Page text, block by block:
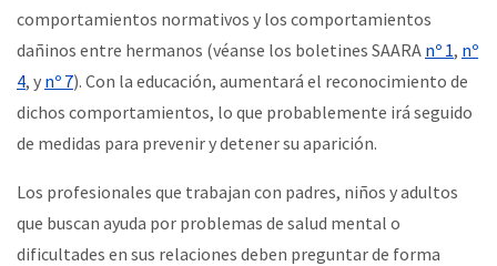
comportamientos normativos y los comportamientos
dañinos entre hermanos (véanse los boletines SAARA nº 1, nº
4, y nº 7). Con la educación, aumentará el reconocimiento de
dichos comportamientos, lo que probablemente irá seguido
de medidas para prevenir y detener su aparición.
Los profesionales que trabajan con padres, niños y adultos
que buscan ayuda por problemas de salud mental o
dificultades en sus relaciones deben preguntar de forma